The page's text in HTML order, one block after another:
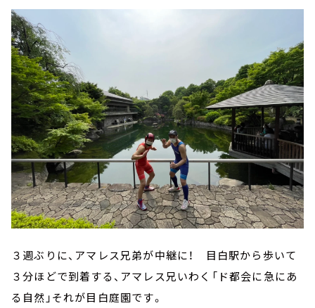
３週ぶりに、アマレス兄弟が中継に！ 目白駅から歩いて
３分ほどで到着する、アマレス兄いわく「ド都会に急にあ
る自然」それが目白庭園です。